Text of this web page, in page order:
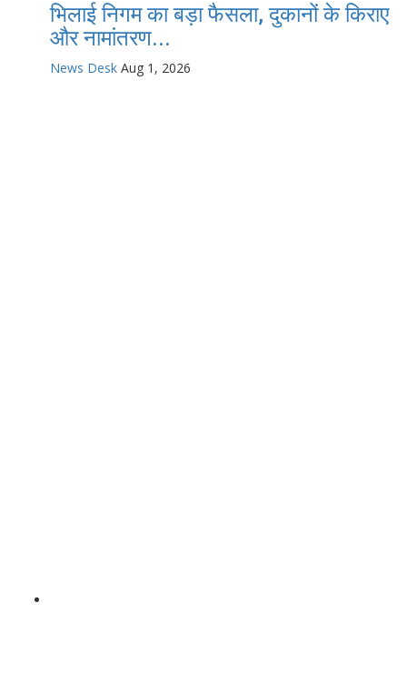
भिलाई निगम का बड़ा फैसला, दुकानों के किराए
और नामांतरण...
News Desk Aug 1, 2026